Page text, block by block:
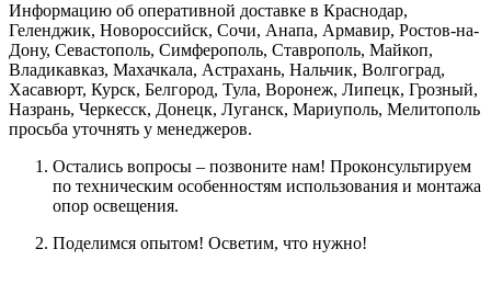
Информацию об оперативной доставке в Краснодар,
Геленджик, Новороссийск, Сочи, Анапа, Армавир, Ростов-на-
Дону, Севастополь, Симферополь, Ставрополь, Майкоп,
Владикавказ, Махачкала, Астрахань, Нальчик, Волгоград,
Хасавюрт, Курск, Белгород, Тула, Воронеж, Липецк, Грозный,
Назрань, Черкесск, Донецк, Луганск, Мариуполь, Мелитополь
просьба уточнять у менеджеров.
Остались вопросы – позвоните нам! Проконсультируем
по техническим особенностям использования и монтажа
опор освещения.
Поделимся опытом! Осветим, что нужно!